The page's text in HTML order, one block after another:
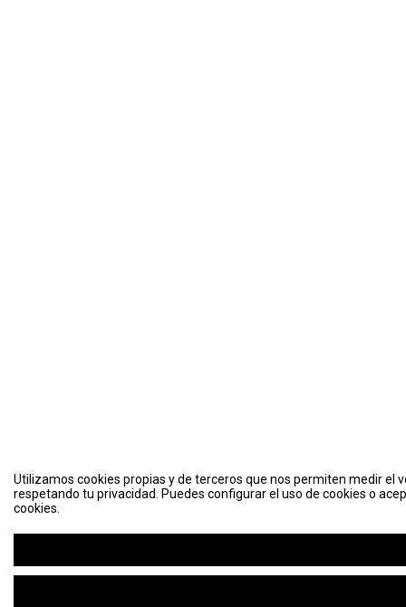
Utilizamos cookies propias y de terceros que nos permiten medir el
respetando tu privacidad. Puedes configurar el uso de cookies o
cookies.